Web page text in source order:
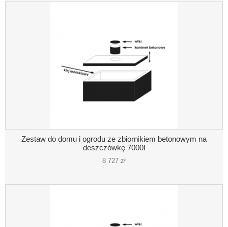
Zestaw do domu i ogrodu ze zbiornikiem betonowym na
deszczówkę 7000l
8 727 zł